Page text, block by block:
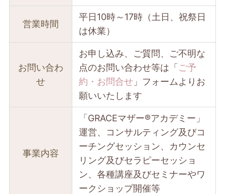
営業時間
平日10時～17時（土日、祝祭日
は休業）
お問い合わ
せ
お申し込み、ご質問、ご不明な
点のお問い合わせ等は「ご予
約・お問合せ 」フォームよりお
願いいたします
事業内容
「GRACEマザー®︎アカデミー」
運営、コンサルティング及びコ
ーチングセッション、カウンセ
リング及びセラピーセッショ
ン、各種講座及びセミナーやワ
ークショップ開催等